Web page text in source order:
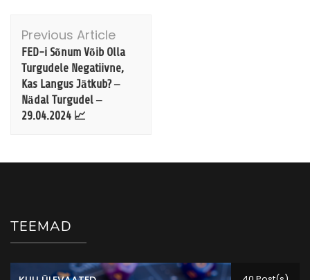
Post
Navigation
Previous Article
FED-i Sõnum Võib Olla
Turgudele Negatiivne,
Kas Langus Jätkub? –
Nädal Turgudel –
29.04.2024 📈
TEEMAD